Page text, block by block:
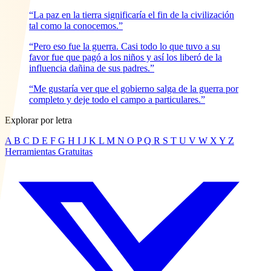
“La paz en la tierra significaría el fin de la civilización
tal como la conocemos.”
“Pero eso fue la guerra. Casi todo lo que tuvo a su
favor fue que pagó a los niños y así los liberó de la
influencia dañina de sus padres.”
“Me gustaría ver que el gobierno salga de la guerra por
completo y deje todo el campo a particulares.”
Explorar por letra
A B C D E F G H I J K L M N O P Q R S T U V W X Y Z
Herramientas Gratuitas